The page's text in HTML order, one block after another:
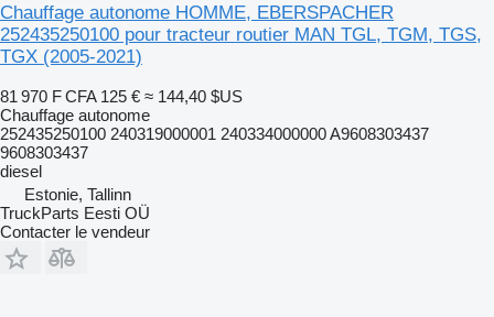
Chauffage autonome HOMME, EBERSPACHER
252435250100 pour tracteur routier MAN TGL, TGM, TGS,
TGX (2005-2021)
81 970 F CFA 125 € ≈ 144,40 $US
Chauffage autonome
252435250100 240319000001 240334000000 A9608303437
9608303437
diesel
Estonie, Tallinn
TruckParts Eesti OÜ
Contacter le vendeur